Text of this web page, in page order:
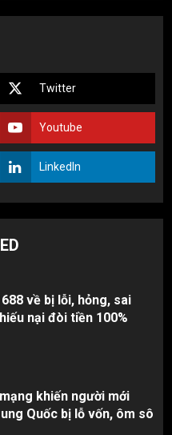
nại đòi tiền 100%
khiến người mới
Quốc bị lỗ vốn, ôm sô
hàng thời trang 1688 giá
dân buôn mới
Twitter
Youtube
LinkedIn
về bị lỗi, hỏng, sai
nại đòi tiền 100%
khiến người mới
Quốc bị lỗ vốn, ôm sô